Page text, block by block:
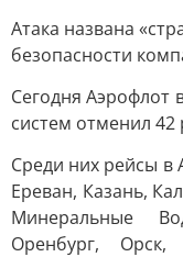
Атака названа
безопасности
Сегодня Аэрофлот
систем отменил 42
Среди них рейсы в
Ереван, Казань,
Минеральные
Оренбург,